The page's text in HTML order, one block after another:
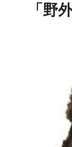
「野